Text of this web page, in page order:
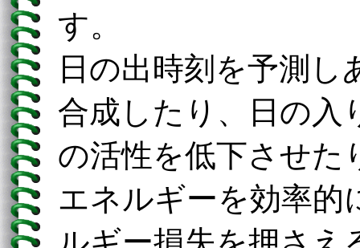
す。
日の出時刻を予測
合成したり、日の入
の活性を低下させた
エネルギーを効率的